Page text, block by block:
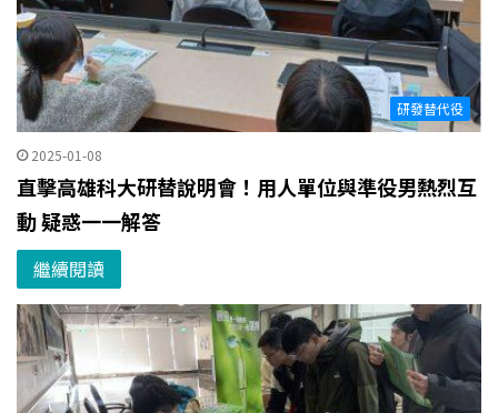
研發替代役
2025-01-08
直擊高雄科大研替說明會！用人單位與準役男熱烈互
動 疑惑一一解答
繼續閱讀